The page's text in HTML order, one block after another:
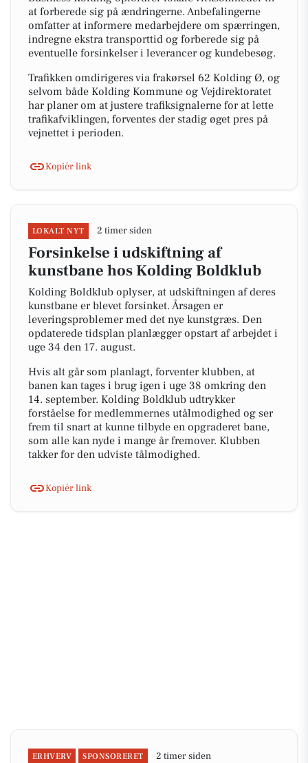
at forberede sig på ændringerne. Anbefalingerne
omfatter at informere medarbejdere om spærringen,
indregne ekstra transporttid og forberede sig på
eventuelle forsinkelser i leverancer og kundebesøg.
Trafikken omdirigeres via frakørsel 62 Kolding Ø, og
selvom både Kolding Kommune og Vejdirektoratet
har planer om at justere trafiksignalerne for at lette
trafikafviklingen, forventes der stadig øget pres på
vejnettet i perioden.
Kopiér link
LOKALT NYT 2 timer siden
Forsinkelse i udskiftning af
kunstbane hos Kolding Boldklub
Kolding Boldklub oplyser, at udskiftningen af deres
kunstbane er blevet forsinket. Årsagen er
leveringsproblemer med det nye kunstgræs. Den
opdaterede tidsplan planlægger opstart af arbejdet i
uge 34 den 17. august.
Hvis alt går som planlagt, forventer klubben, at
banen kan tages i brug igen i uge 38 omkring den
14. september. Kolding Boldklub udtrykker
forståelse for medlemmernes utålmodighed og ser
frem til snart at kunne tilbyde en opgraderet bane,
som alle kan nyde i mange år fremover. Klubben
takker for den udviste tålmodighed.
Kopiér link
ERHVERV SPONSORERET 2 timer siden